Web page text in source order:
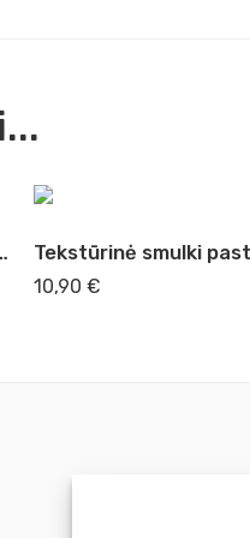
125 ml ( 2291 )
10,90€